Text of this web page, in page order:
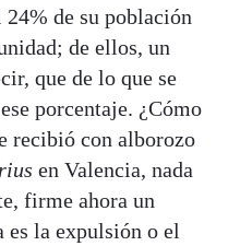
de su población
de ellos, un
que de lo que se
porcentaje. ¿Cómo
recibió con alborozo
en Valencia, nada
firme ahora un
es la expulsión o el